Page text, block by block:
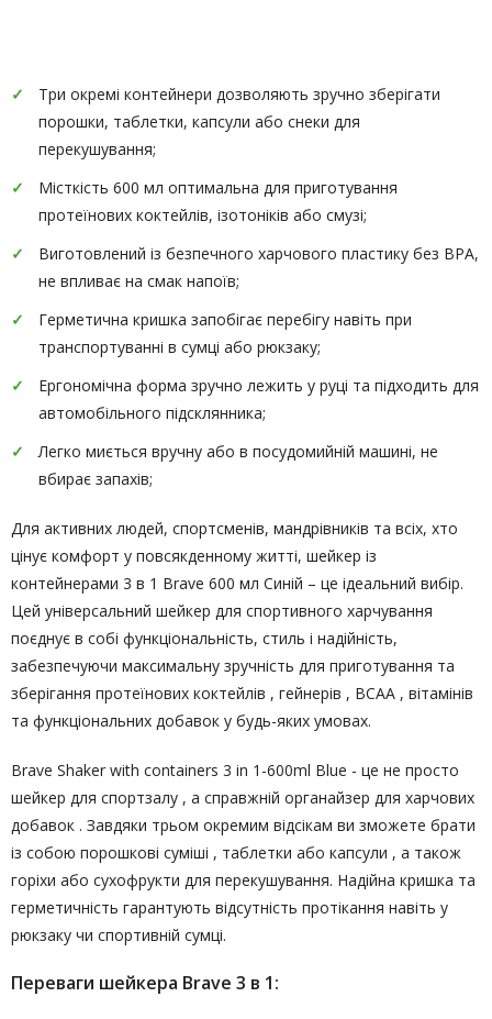
Три окремі контейнери дозволяють зручно зберігати
порошки, таблетки, капсули або снеки для
перекушування;
Місткість 600 мл оптимальна для приготування
протеїнових коктейлів, ізотоніків або смузі;
Виготовлений із безпечного харчового пластику без BPA,
не впливає на смак напоїв;
Герметична кришка запобігає перебігу навіть при
транспортуванні в сумці або рюкзаку;
Ергономічна форма зручно лежить у руці та підходить для
автомобільного підсклянника;
Легко миється вручну або в посудомийній машині, не
вбирає запахів;
Для активних людей, спортсменів, мандрівників та всіх, хто
цінує комфорт у повсякденному житті, шейкер із
контейнерами 3 в 1 Brave 600 мл Синій – це ідеальний вибір.
Цей універсальний шейкер для спортивного харчування
поєднує в собі функціональність, стиль і надійність,
забезпечуючи максимальну зручність для приготування та
зберігання протеїнових коктейлів , гейнерів , BCAA , вітамінів
та функціональних добавок у будь-яких умовах.
Brave Shaker with containers 3 in 1-600ml Blue - це не просто
шейкер для спортзалу , а справжній органайзер для харчових
добавок . Завдяки трьом окремим відсікам ви зможете брати
із собою порошкові суміші , таблетки або капсули , а також
горіхи або сухофрукти для перекушування. Надійна кришка та
герметичність гарантують відсутність протікання навіть у
рюкзаку чи спортивній сумці.
Переваги шейкера Brave 3 в 1: